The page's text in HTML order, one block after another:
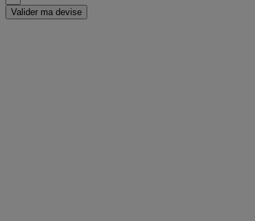
Valider ma devise